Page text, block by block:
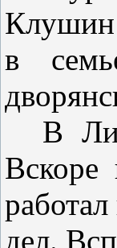
в
В
Вскоре
дел.